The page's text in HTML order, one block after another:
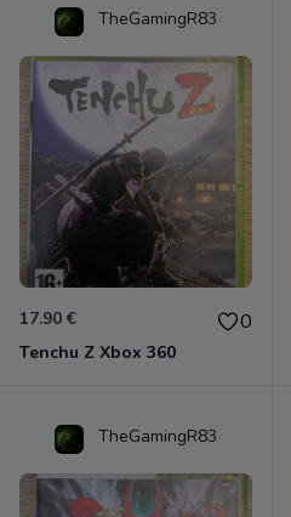
TheGamingR83
17.90 € 0
Tenchu Z Xbox 360
TheGamingR83